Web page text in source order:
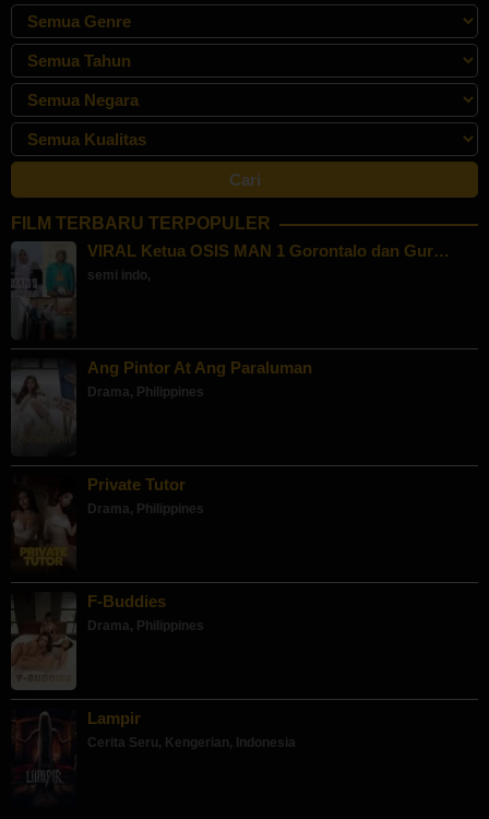
FILM TERBARU TERPOPULER
VIRAL Ketua OSIS MAN 1 Gorontalo dan Gur…
semi indo,
Ang Pintor At Ang Paraluman
Drama, Philippines
Private Tutor
Drama, Philippines
F-Buddies
Drama, Philippines
Lampir
Cerita Seru, Kengerian, Indonesia